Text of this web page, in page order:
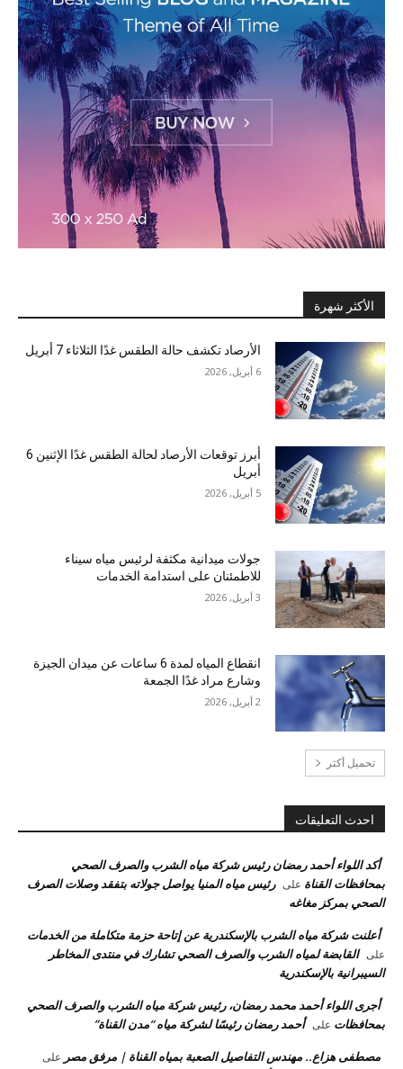
الأكثر شهرة
الأرصاد تكشف حالة الطقس غدًا الثلاثاء 7 أبريل
6 أبريل, 2026
أبرز توقعات الأرصاد لحالة الطقس غدًا الإثنين 6
أبريل
5 أبريل, 2026
جولات ميدانية مكثفة لرئيس مياه سيناء
للاطمئنان على استدامة الخدمات
3 أبريل, 2026
انقطاع المياه لمدة 6 ساعات عن ميدان الجيزة
وشارع مراد غدًا الجمعة
2 أبريل, 2026
تحميل أكثر
احدث التعليقات
أكد اللواء أحمد رمضان رئيس شركة مياه الشرب والصرف الصحي
بمحافظات القناة على رئيس مياه المنيا يواصل جولاته بتفقد وصلات الصرف
الصحي بمركز مغاغه
أعلنت شركة مياه الشرب بالإسكندرية عن إتاحة حزمة متكاملة من الخدمات
على القابضة لمياه الشرب والصرف الصحي تشارك في منتدى المخاطر
السيبرانية بالإسكندرية
أجرى اللواء أحمد محمد رمضان، رئيس شركة مياه الشرب والصرف الصحي
بمحافظات على أحمد رمضان رئيسًا لشركة مياه “مدن القناة”
مصطفى هزاع.. مهندس التفاصيل الصعبة بمياه القناة | مرفق مصر على